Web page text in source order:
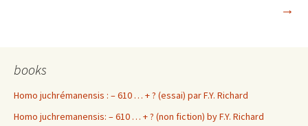
articles
→
books
Homo juchrémanensis : – 610 … + ? (essai) par F.Y. Richard
Homo juchremanensis: – 610 … + ? (non fiction) by F.Y. Richard